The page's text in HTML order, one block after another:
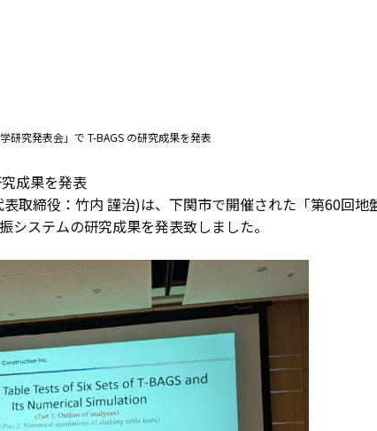
研究発表会」で T-BAGS の研究成果を発表
成果を発表
取締役：竹内 謹治)は、下関市で開催された「第60回
ステムの研究成果を発表致しました。